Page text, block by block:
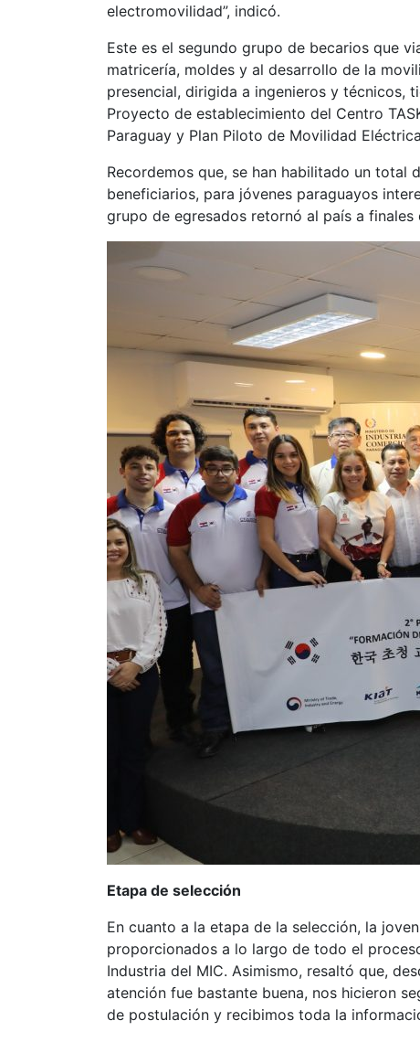
electromovilidad”, indicó.
Este es el segundo grupo de becarios que
matricería, moldes y al desarrollo de la
presencial, dirigida a ingenieros y técnicos,
Proyecto de establecimiento del Centro
Paraguay y Plan Piloto de Movilidad
Recordemos que, se han habilitado un total
beneficiarios, para jóvenes paraguayos
grupo de egresados retornó al país a finales
Etapa de selección
En cuanto a la etapa de la selección, la
proporcionados a lo largo de todo el
Industria del MIC. Asimismo, resaltó que,
atención fue bastante buena, nos hicieron
de postulación y recibimos toda la